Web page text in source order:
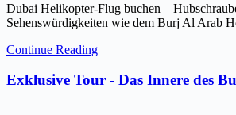
Dubai Helikopter-Flug buchen –
Sehenswürdigkeiten wie dem Burj Al Arab
Continue Reading
Exklusive Tour - Das Innere des